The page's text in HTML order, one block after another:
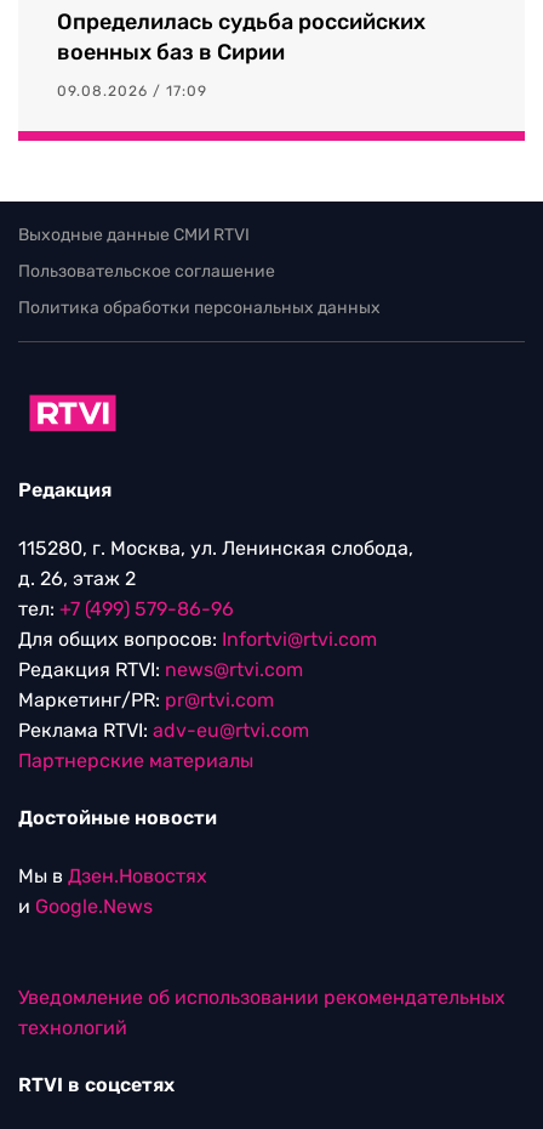
Определилась судьба российских
военных баз в Сирии
09.08.2026 / 17:09
Выходные данные СМИ RTVI
Пользовательское соглашение
Политика обработки персональных данных
Редакция
115280, г. Москва, ул. Ленинская слобода,
д. 26, этаж 2
тел: +7 (499) 579-86-96
Для общих вопросов: Infortvi@rtvi.com
Редакция RTVI: news@rtvi.com
Маркетинг/PR: pr@rtvi.com
Реклама RTVI: adv-eu@rtvi.com
Партнерские материалы
Достойные новости
Мы в Дзен.Новостях
и Google.News
Уведомление об использовании рекомендательных
технологий
RTVI в соцсетях